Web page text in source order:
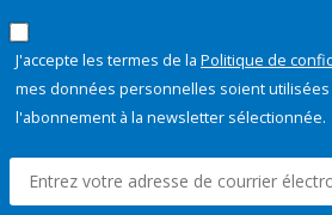
J'accepte les termes de la Politique de
mes données personnelles soient utilisées
l'abonnement à la newsletter sélectionnée.